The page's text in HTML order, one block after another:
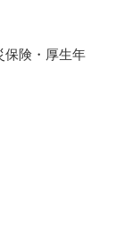
保険・厚生年